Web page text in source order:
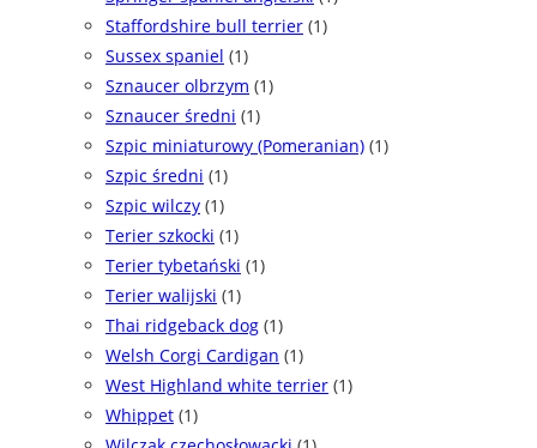
Staffordshire bull terrier (1)
Sussex spaniel (1)
Sznaucer olbrzym (1)
Sznaucer średni (1)
Szpic miniaturowy (Pomeranian) (1)
Szpic średni (1)
Szpic wilczy (1)
Terier szkocki (1)
Terier tybetański (1)
Terier walijski (1)
Thai ridgeback dog (1)
Welsh Corgi Cardigan (1)
West Highland white terrier (1)
Whippet (1)